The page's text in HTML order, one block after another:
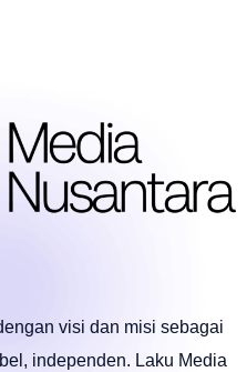
visi dan misi sebagai
independen. Laku Media